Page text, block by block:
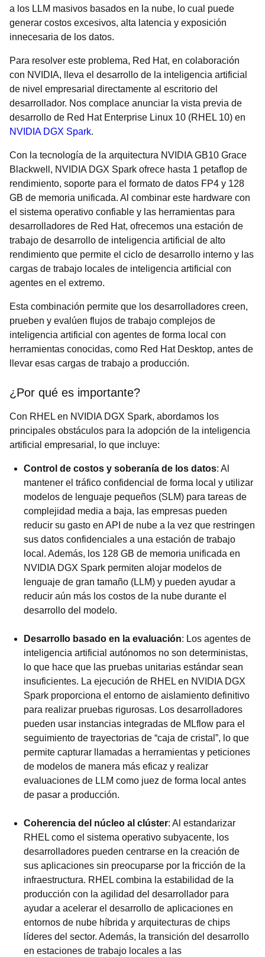
a los LLM masivos basados en la nube, lo cual puede
generar costos excesivos, alta latencia y exposición
innecesaria de los datos.
Para resolver este problema, Red Hat, en colaboración
con NVIDIA, lleva el desarrollo de la inteligencia artificial
de nivel empresarial directamente al escritorio del
desarrollador. Nos complace anunciar la vista previa de
desarrollo de Red Hat Enterprise Linux 10 (RHEL 10) en
NVIDIA DGX Spark.
Con la tecnología de la arquitectura NVIDIA GB10 Grace
Blackwell, NVIDIA DGX Spark ofrece hasta 1 petaflop de
rendimiento, soporte para el formato de datos FP4 y 128
GB de memoria unificada. Al combinar este hardware con
el sistema operativo confiable y las herramientas para
desarrolladores de Red Hat, ofrecemos una estación de
trabajo de desarrollo de inteligencia artificial de alto
rendimiento que permite el ciclo de desarrollo interno y las
cargas de trabajo locales de inteligencia artificial con
agentes en el extremo.
Esta combinación permite que los desarrolladores creen,
prueben y evalúen flujos de trabajo complejos de
inteligencia artificial con agentes de forma local con
herramientas conocidas, como Red Hat Desktop, antes de
llevar esas cargas de trabajo a producción.
¿Por qué es importante?
Con RHEL en NVIDIA DGX Spark, abordamos los
principales obstáculos para la adopción de la inteligencia
artificial empresarial, lo que incluye:
Control de costos y soberanía de los datos: Al
mantener el tráfico confidencial de forma local y utilizar
modelos de lenguaje pequeños (SLM) para tareas de
complejidad media a baja, las empresas pueden
reducir su gasto en API de nube a la vez que restringen
sus datos confidenciales a una estación de trabajo
local. Además, los 128 GB de memoria unificada en
NVIDIA DGX Spark permiten alojar modelos de
lenguaje de gran tamaño (LLM) y pueden ayudar a
reducir aún más los costos de la nube durante el
desarrollo del modelo.
Desarrollo basado en la evaluación: Los agentes de
inteligencia artificial autónomos no son deterministas,
lo que hace que las pruebas unitarias estándar sean
insuficientes. La ejecución de RHEL en NVIDIA DGX
Spark proporciona el entorno de aislamiento definitivo
para realizar pruebas rigurosas. Los desarrolladores
pueden usar instancias integradas de MLflow para el
seguimiento de trayectorias de “caja de cristal”, lo que
permite capturar llamadas a herramientas y peticiones
de modelos de manera más eficaz y realizar
evaluaciones de LLM como juez de forma local antes
de pasar a producción.
Coherencia del núcleo al clúster: Al estandarizar
RHEL como el sistema operativo subyacente, los
desarrolladores pueden centrarse en la creación de
sus aplicaciones sin preocuparse por la fricción de la
infraestructura. RHEL combina la estabilidad de la
producción con la agilidad del desarrollador para
ayudar a acelerar el desarrollo de aplicaciones en
entornos de nube híbrida y arquitecturas de chips
líderes del sector. Además, la transición del desarrollo
en estaciones de trabajo locales a las